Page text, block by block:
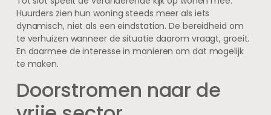
Huurders zien hun woning steeds meer als iets
dynamisch, niet als een eindstation. De bereidheid om
te verhuizen wanneer de situatie daarom vraagt, groeit.
En daarmee de interesse in manieren om dat mogelijk
te maken.
Doorstromen naar de